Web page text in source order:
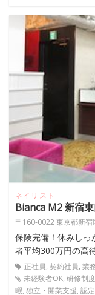
ネイリスト
Bianca M2 新宿
〒160-0022 東京都新宿
保険完備！休みしっ
者平均300万円の高
正社員, 契約社員, 業
未経験者OK, 研修制
暇, 独立・開業支援, 認